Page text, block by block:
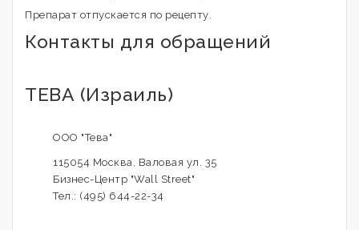
Препарат отпускается по рецепту.
Контакты для обращений
ТЕВА (Израиль)
ООО "Тева"
115054 Москва, Валовая ул. 35
Бизнес-Центр "Wall Street"
Тел.: (495) 644-22-34